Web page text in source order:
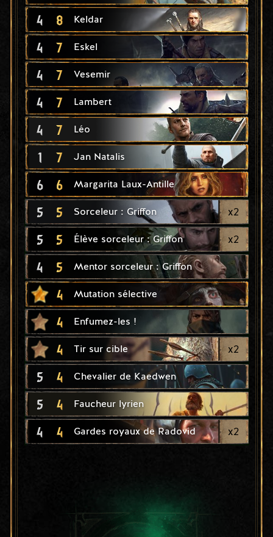
4 8 Keldar
4 7 Eskel
4 7 Vesemir
4 7 Lambert
4 7 Léo
1 7 Jan Natalis
6 6 Margarita Laux-Antille
5 5 Sorceleur : Griffon x2
5 5 Élève sorceleur : Griffon x2
4 5 Mentor sorceleur : Griffon
4 Mutation sélective
4 Enfumez-les !
4 Tir sur cible x2
5 4 Chevalier de Kaedwen
5 4 Faucheur lyrien
4 4 Gardes royaux de Radovid x2